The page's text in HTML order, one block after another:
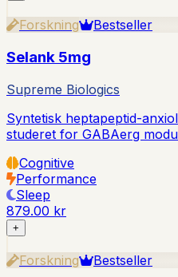
Forskning Bestseller
Selank 5mg
Supreme Biologics
Syntetisk heptapeptid-
studeret for GABAerg
Cognitive
Performance
Sleep
879.00 kr
+
Forskning Bestseller